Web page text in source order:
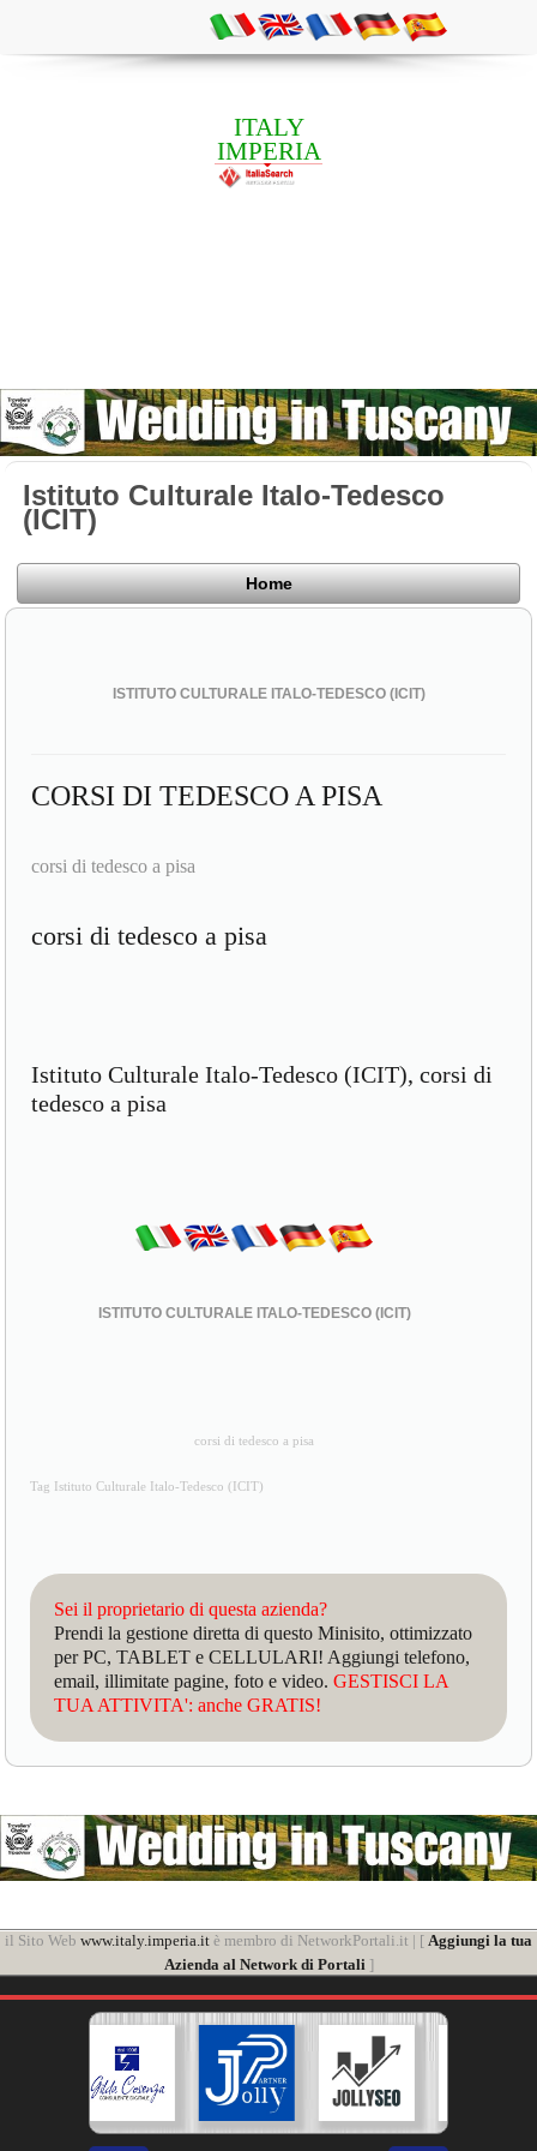
ITALY
IMPERIA
Istituto Culturale Italo-Tedesco
(ICIT)
Home
ISTITUTO CULTURALE ITALO-TEDESCO (ICIT)
CORSI DI TEDESCO A PISA
corsi di tedesco a pisa
corsi di tedesco a pisa
Istituto Culturale Italo-Tedesco (ICIT), corsi di
tedesco a pisa
ISTITUTO CULTURALE ITALO-TEDESCO (ICIT)
corsi di tedesco a pisa
Tag Istituto Culturale Italo-Tedesco (ICIT)
Sei il proprietario di questa azienda?
Prendi la gestione diretta di questo Minisito, ottimizzato
per PC, TABLET e CELLULARI! Aggiungi telefono,
email, illimitate pagine, foto e video.GESTISCI LA
TUA ATTIVITA': anche GRATIS!
il Sito Web www.italy.imperia.it è membro di NetworkPortali.it | [ Aggiungi la tua
Azienda al Network di Portali]